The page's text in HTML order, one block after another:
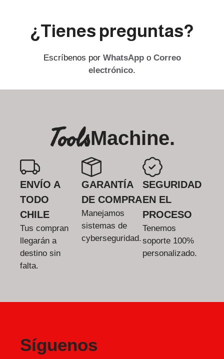
¿Tienes preguntas?
Escríbenos por WhatsAppo Correo
electrónico.
ToolsMachine.
ENVÍO A
TODO
CHILE
Tus compran
llegarán a
destino sin
falta.
GARANTÍA
DE COMPRA
Manejamos
sistemas de
cyberseguridad.
SEGURIDAD
EN EL
PROCESO
Tenemos
soporte 100%
personalizado.
Síguenos